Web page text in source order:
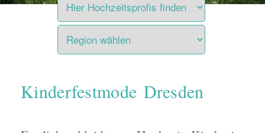
Kinderfestmode Dresden